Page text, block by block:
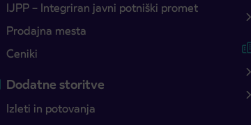
IJPP – Integriran javni potniški promet
Prodajna mesta
Ceniki
Dodatne storitve
Izleti in potovanja